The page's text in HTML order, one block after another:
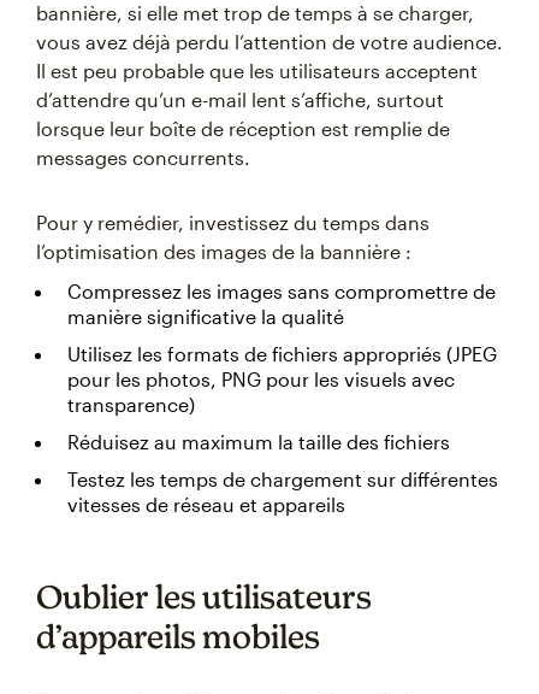
bannière, si elle met trop de temps à se charger,
vous avez déjà perdu l’attention de votre audience.
Il est peu probable que les utilisateurs acceptent
d’attendre qu’un e-mail lent s’affiche, surtout
lorsque leur boîte de réception est remplie de
messages concurrents.
Pour y remédier, investissez du temps dans
l’optimisation des images de la bannière :
Compressez les images sans compromettre de
manière significative la qualité
Utilisez les formats de fichiers appropriés (JPEG
pour les photos, PNG pour les visuels avec
transparence)
Réduisez au maximum la taille des fichiers
Testez les temps de chargement sur différentes
vitesses de réseau et appareils
Oublier les utilisateurs
d’appareils mobiles